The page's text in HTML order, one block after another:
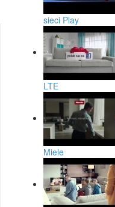
sieci Play
LTE
Miele